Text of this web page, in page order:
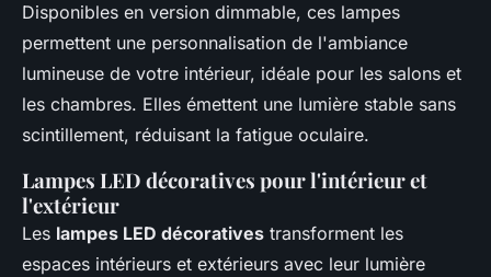
Disponibles en version dimmable, ces lampes
permettent une personnalisation de l'ambiance
lumineuse de votre intérieur, idéale pour les salons et
les chambres. Elles émettent une lumière stable sans
scintillement, réduisant la fatigue oculaire.
Lampes LED décoratives pour l'intérieur et
l'extérieur
Les lampes LED décoratives transforment les
espaces intérieurs et extérieurs avec leur lumière